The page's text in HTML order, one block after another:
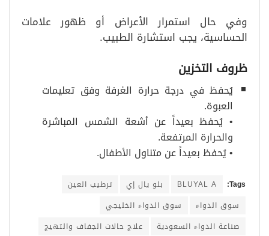
وفي حال استمرار الأعراض أو ظهور علامات
الحساسية، يجب استشارة الطبيب.
ظروف التخزين
يُحفظ في درجة حرارة الغرفة وفق تعليمات
العبوة.
• يُحفظ بعيداً عن أشعة الشمس المباشرة
والحرارة المرتفعة.
• يُحفظ بعيداً عن متناول الأطفال.
Tags:
BLUYAL A بلو يال إي
ترطيب العين
سوق الدواء
سوق الدواء الخليجي
صناعة الدواء السعودية
علاج حالات الجفاف والتهيج